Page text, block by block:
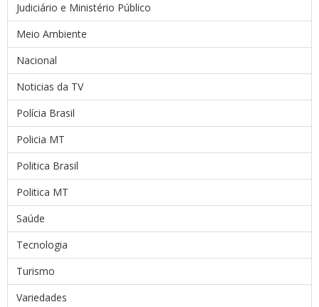
Judiciário e Ministério Público
Meio Ambiente
Nacional
Noticias da TV
Polícia Brasil
Policia MT
Politica Brasil
Politica MT
Saúde
Tecnologia
Turismo
Variedades